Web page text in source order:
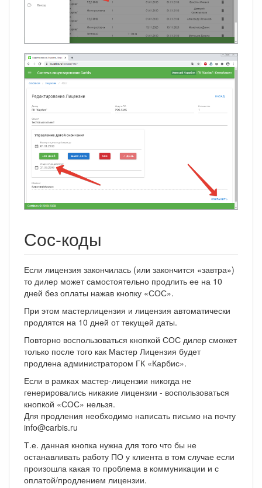
Сос-коды
Если лицензия закончилась (или закончится «завтра»)
то дилер может самостоятельно продлить ее на 10
дней без оплаты нажав кнопку «СОС».
При этом мастерлицензия и лицензия автоматически
продлятся на 10 дней от текущей даты.
Повторно воспользоваться кнопкой СОС дилер сможет
только после того как Мастер Лицензия будет
продлена администратором ГК «Карбис».
Если в рамках мастер-лицензии никогда не
генерировались никакие лицензии - воспользоваться
кнопкой «СОС» нельзя.
Для продления необходимо написать письмо на почту
info@carbis.ru
Т.е. данная кнопка нужна для того что бы не
останавливать работу ПО у клиента в том случае если
произошла какая то проблема в коммуникации и с
оплатой/продлением лицензии.